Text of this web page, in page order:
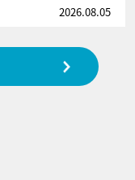
2026.08.05